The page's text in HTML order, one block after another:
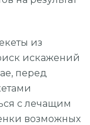
из
искажений
перед
с лечащим
возможных